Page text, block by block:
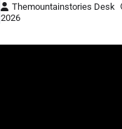
Themountainstories Desk
2026